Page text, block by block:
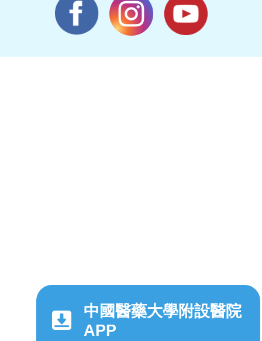
中國醫藥大學附設醫院
APP